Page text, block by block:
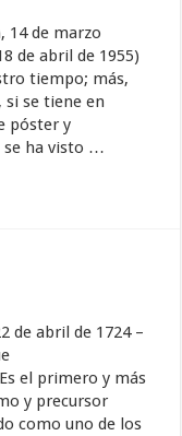
14 de marzo
de abril de 1955)
tiempo; más,
si se tiene en
póster y
se ha visto …
de abril de 1724 –
el primero y más
y precursor
como uno de los